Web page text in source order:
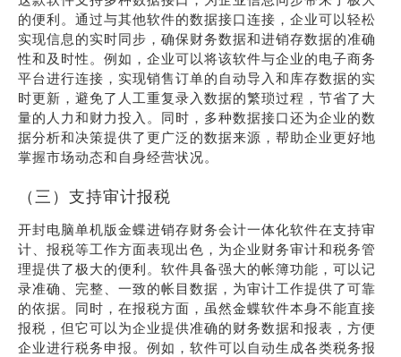
的便利。通过与其他软件的数据接口连接，企业可以轻松
实现信息的实时同步，确保财务数据和进销存数据的准确
性和及时性。例如，企业可以将该软件与企业的电子商务
平台进行连接，实现销售订单的自动导入和库存数据的实
时更新，避免了人工重复录入数据的繁琐过程，节省了大
量的人力和财力投入。同时，多种数据接口还为企业的数
据分析和决策提供了更广泛的数据来源，帮助企业更好地
掌握市场动态和自身经营状况。
（三）支持审计报税
开封电脑单机版金蝶进销存财务会计一体化软件在支持审
计、报税等工作方面表现出色，为企业财务审计和税务管
理提供了极大的便利。软件具备强大的帐簿功能，可以记
录准确、完整、一致的帐目数据，为审计工作提供了可靠
的依据。同时，在报税方面，虽然金蝶软件本身不能直接
报税，但它可以为企业提供准确的财务数据和报表，方便
企业进行税务申报。例如，软件可以自动生成各类税务报